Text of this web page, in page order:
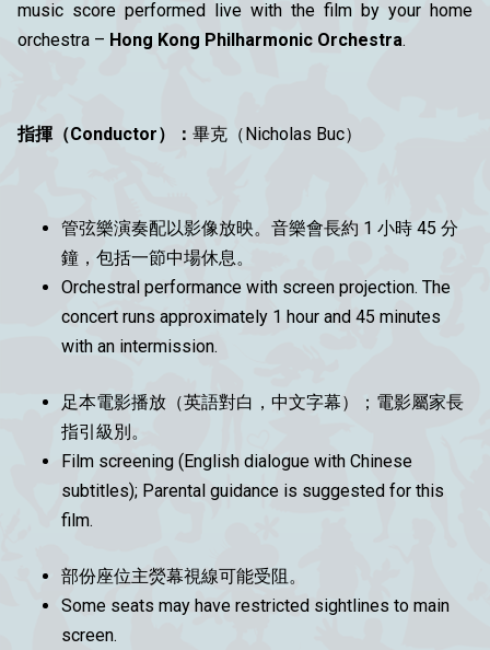
music score performed live with the film by your home
orchestra – Hong Kong Philharmonic Orchestra.
指揮（Conductor）： 畢克（Nicholas Buc）
管弦樂演奏配以影像放映。音樂會長約 1 小時 45 分
鐘，包括一節中場休息。
Orchestral performance with screen projection. The
concert runs approximately 1 hour and 45 minutes
with an intermission.
足本電影播放（英語對白，中文字幕）；電影屬家長
指引級別。
Film screening (English dialogue with Chinese
subtitles); Parental guidance is suggested for this
film.
部份座位主熒幕視線可能受阻。
Some seats may have restricted sightlines to main
screen.